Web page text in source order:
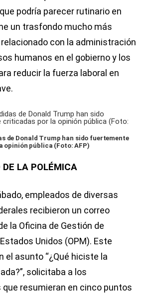
podría parecer rutinario en
un trasfondo mucho más
con la administración
humanos en el gobierno y los
reducir la fuerza laboral en
de Donald Trump han sido fuertemente
opinión pública (Foto: AFP)
DE LA POLÉMICA
empleados de diversas
recibieron un correo
la Oficina de Gestión de
Unidos (OPM). Este
el asunto “¿Qué hiciste la
solicitaba a los
resumieran en cinco puntos